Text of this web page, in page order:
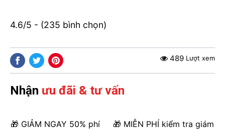
4.6/5 - (235 bình chọn)
489 Lượt xem
Nhận ưu đãi & tư vấn
🎁 GIẢM NGAY 50% phí
🎁 MIỄN PHÍ kiểm tra giám